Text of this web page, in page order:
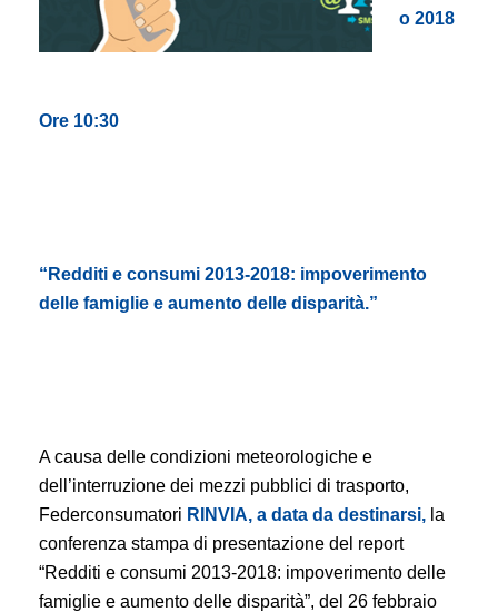
o 2018
Ore 10:30
“Redditi e consumi 2013-2018: impoverimento
delle famiglie e aumento delle disparità.”
A causa delle condizioni meteorologiche e
dell’interruzione dei mezzi pubblici di trasporto,
Federconsumatori RINVIA, a data da destinarsi, la
conferenza stampa di presentazione del report
“Redditi e consumi 2013-2018: impoverimento delle
famiglie e aumento delle disparità”, del 26 febbraio